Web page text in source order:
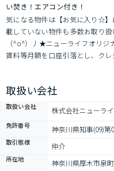
い焚き！エアコン付き！
気になる物件は【お気に入り☆
載していない物件も多数お取り
（^o^）丿★ニューライフオリ
賃料等月額を口座引落とし、ク
取扱い会社
取扱い会社 株式会社ニューラ
免許番号 神奈川県知事(09)第
取引態様 仲介
所在地 神奈川県厚木市泉